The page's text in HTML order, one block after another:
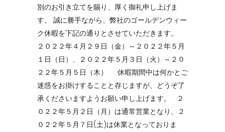
別のお引き立てを賜り、厚く御礼申し上げま
す。 誠に勝手ながら、弊社のゴールデンウィー
ク休暇を下記の通りとさせていただきます。
２０２２年４月２９日（金）～２０２２年５月
１日（日）、２０２２年５月３日（火）～２０
２２年５月５日（木） 休暇期間中は何かとご
迷惑をお掛けすることと存じますが、どうぞ了
承くださいますようお願い申し上げます。 ２
０２２年５月２日（月）は通常営業となり、２
０２２年５月７日(土)は休業となっておりま